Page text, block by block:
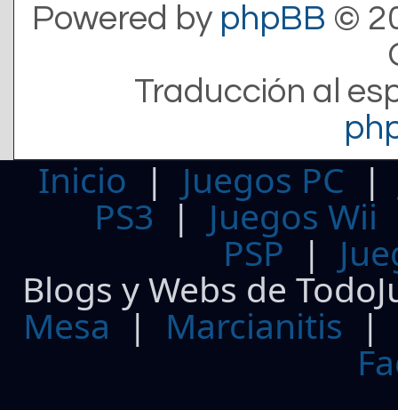
Powered by phpBB ©
Traducción al
Inicio | Juegos PC
PS3| Juegos Wii
PSP |
Blogs y Webs de
Mesa | Marcianitis |